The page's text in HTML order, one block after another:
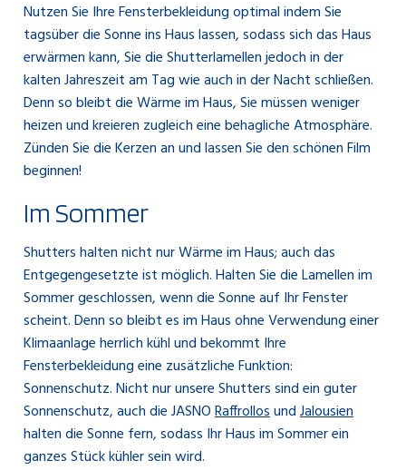
Nutzen Sie Ihre Fensterbekleidung optimal indem Sie
tagsüber die Sonne ins Haus lassen, sodass sich das Haus
erwärmen kann, Sie die Shutterlamellen jedoch in der
kalten Jahreszeit am Tag wie auch in der Nacht schließen.
Denn so bleibt die Wärme im Haus, Sie müssen weniger
heizen und kreieren zugleich eine behagliche Atmosphäre.
Zünden Sie die Kerzen an und lassen Sie den schönen Film
beginnen!
Im Sommer
Shutters halten nicht nur Wärme im Haus; auch das
Entgegengesetzte ist möglich. Halten Sie die Lamellen im
Sommer geschlossen, wenn die Sonne auf Ihr Fenster
scheint. Denn so bleibt es im Haus ohne Verwendung einer
Klimaanlage herrlich kühl und bekommt Ihre
Fensterbekleidung eine zusätzliche Funktion:
Sonnenschutz. Nicht nur unsere Shutters sind ein guter
Sonnenschutz, auch die JASNORaffrollosundJalousien
halten die Sonne fern, sodass Ihr Haus im Sommer ein
ganzes Stück kühler sein wird.